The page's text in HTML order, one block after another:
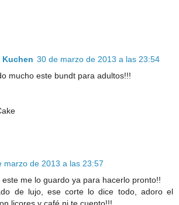
30 de marzo de 2013 a las 23:54
mucho este bundt para adultos!!!
marzo de 2013 a las 23:57
me lo guardo ya para hacerlo pronto!!
de lujo, ese corte lo dice todo, adoro el